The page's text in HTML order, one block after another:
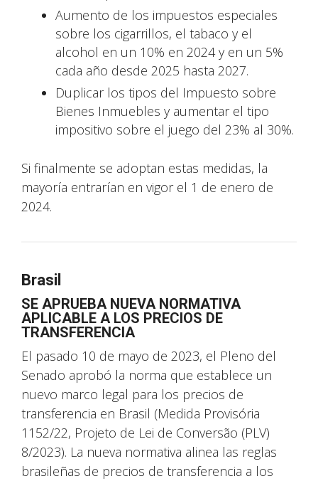
Aumento de los impuestos especiales
sobre los cigarrillos, el tabaco y el
alcohol en un 10% en 2024 y en un 5%
cada año desde 2025 hasta 2027.
Duplicar los tipos del Impuesto sobre
Bienes Inmuebles y aumentar el tipo
impositivo sobre el juego del 23% al 30%.
Si finalmente se adoptan estas medidas, la
mayoría entrarían en vigor el 1 de enero de
2024.
Brasil
SE APRUEBA NUEVA NORMATIVA
APLICABLE A LOS PRECIOS DE
TRANSFERENCIA
El pasado 10 de mayo de 2023, el Pleno del
Senado aprobó la norma que establece un
nuevo marco legal para los precios de
transferencia en Brasil (Medida Provisória
1152/22, Projeto de Lei de Conversão (PLV)
8/2023). La nueva normativa alinea las reglas
brasileñas de precios de transferencia a los